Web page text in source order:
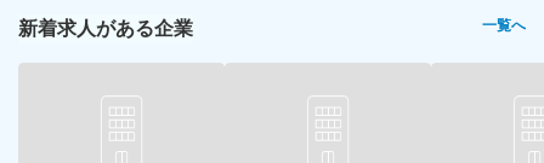
新着求人がある企業 一覧へ